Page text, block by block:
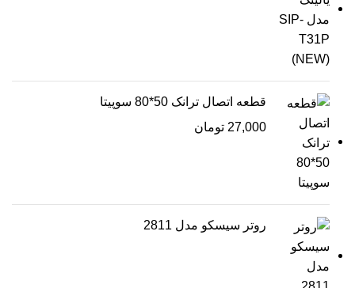
قطعه اتصال ترانک 50*80 سوپیتا
27,000 تومان
روتر سیسکو مدل 2811